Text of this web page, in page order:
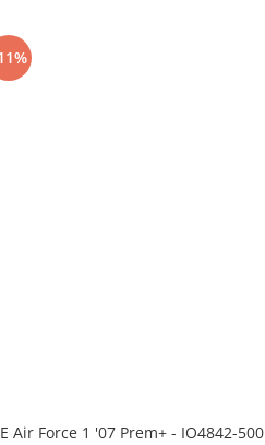
Air Force 1 '07 Prem+ - IO4842-500